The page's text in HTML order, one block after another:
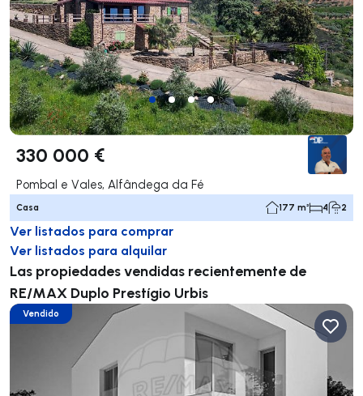
330 000 €
Pombal e Vales, Alfândega da Fé
Casa 177 m² 4 2
Ver listados para comprar
Ver listados para alquilar
Las propiedades vendidas recientemente de
RE/MAX Duplo Prestígio Urbis
Vendido